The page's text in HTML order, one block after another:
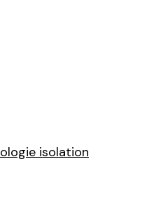
isolation